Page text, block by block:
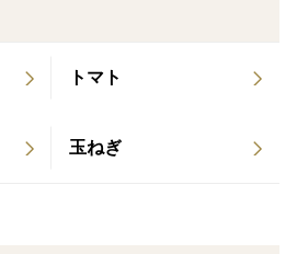
極力抑えた栽培に取り組みなが
ていただける一品となります。
トマト
玉ねぎ